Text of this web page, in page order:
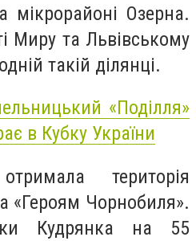
мікрорайоні Озерна.
Миру та Львівському
такій ділянці.
«Поділля»
в Кубку України
територія
«Героям Чорнобиля».
Кудрянка на 55